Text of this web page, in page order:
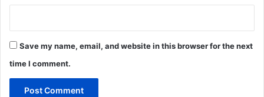
Save my name, email, and website in this browser for the next
time I comment.